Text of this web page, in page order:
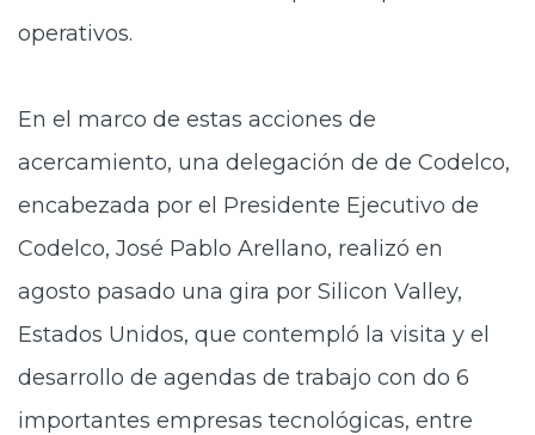
operativos.
En el marco de estas acciones de
acercamiento, una delegación de de Codelco,
encabezada por el Presidente Ejecutivo de
Codelco, José Pablo Arellano, realizó en
agosto pasado una gira por Silicon Valley,
Estados Unidos, que contempló la visita y el
desarrollo de agendas de trabajo con do 6
importantes empresas tecnológicas, entre